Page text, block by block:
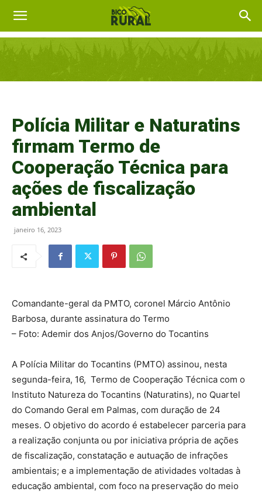
Polícia Militar e Naturatins
firmam Termo de
Cooperação Técnica para
ações de fiscalização
ambiental
janeiro 16, 2023
Comandante-geral da PMTO, coronel Márcio Antônio
Barbosa, durante assinatura do Termo
– Foto: Ademir dos Anjos/Governo do Tocantins
A Polícia Militar do Tocantins (PMTO) assinou, nesta
segunda-feira, 16, Termo de Cooperação Técnica com o
Instituto Natureza do Tocantins (Naturatins), no Quartel
do Comando Geral em Palmas, com duração de 24
meses. O objetivo do acordo é estabelecer parceria para
a realização conjunta ou por iniciativa própria de ações
de fiscalização, constatação e autuação de infrações
ambientais; e a implementação de atividades voltadas à
educação ambiental, com foco na preservação do meio